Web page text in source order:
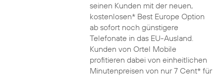
seinen Kunden mit der neuen,
kostenlosen* Best Europe Option
ab sofort noch günstigere
Telefonate in das EU-Ausland.
Kunden von Ortel Mobile
profitieren dabei von einheitlichen
Minutenpreisen von nur 7 Cent* für